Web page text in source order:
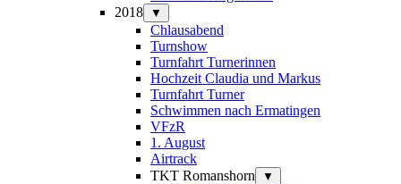
2018
▼
Chlausabend
Turnshow
Turnfahrt Turnerinnen
Hochzeit Claudia und Markus
Turnfahrt Turner
Schwimmen nach Ermatingen
VFzR
1. August
Airtrack
TKT Romanshorn
▼